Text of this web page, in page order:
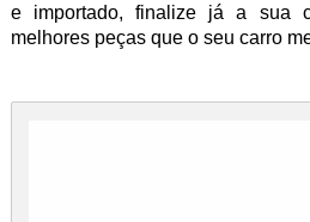
e importado, finalize já a sua
melhores peças que o seu carro